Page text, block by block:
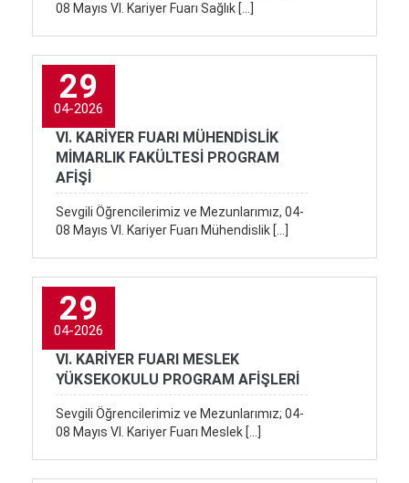
08 Mayıs VI. Kariyer Fuarı Sağlık […]
29
04-2026
VI. KARİYER FUARI MÜHENDİSLİK
MİMARLIK FAKÜLTESİ PROGRAM
AFİŞİ
Sevgili Öğrencilerimiz ve Mezunlarımız, 04-
08 Mayıs VI. Kariyer Fuarı Mühendislik […]
29
04-2026
VI. KARİYER FUARI MESLEK
YÜKSEKOKULU PROGRAM AFİŞLERİ
Sevgili Öğrencilerimiz ve Mezunlarımız; 04-
08 Mayıs VI. Kariyer Fuarı Meslek […]